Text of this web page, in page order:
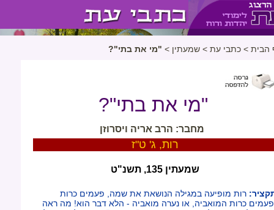
הבית > כתבי עת > שמעתין > "מי את בתי"?
"מי את בתי"?
מחבר: הרב אריה ויסרוזן
רות, ג' ט"ז
שמעתין 135, תשנ"ט
רות מופיעה במגילה הנושאת את שמה, פעמים כרות
כרות המואביה, או נערה מואביה - הלא דבר הוא! מה ראה